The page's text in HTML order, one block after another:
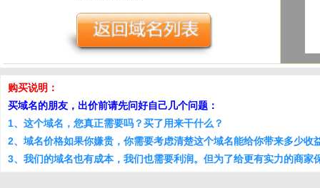
购买说明：
买域名的朋友，出价前请先问好自己几个问题：
1、这个域名，您真正需要吗？买了用来干什么？
2、域名价格如果你嫌贵，你需要考虑清楚这个域名能给你带来多少收
3、我们的域名也有成本，我们也需要利润。但为了给更有实力的商家